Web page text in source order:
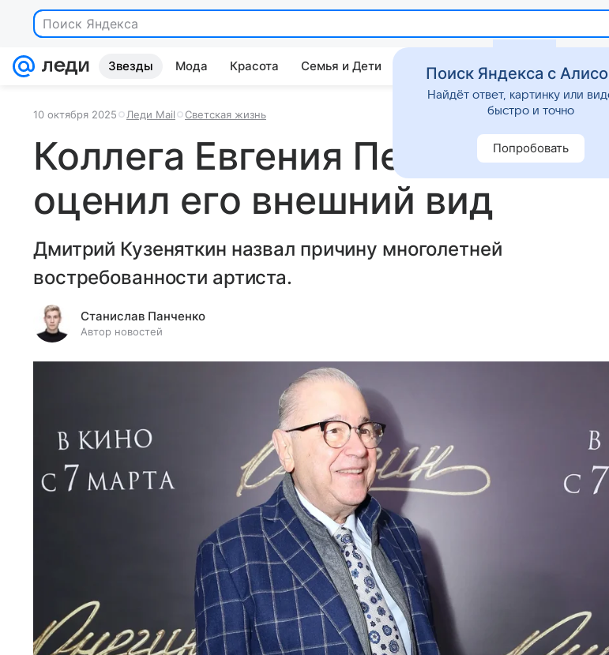
Поиск Яндекса
Звезды Мода Красота Семья и Дети Дом Гороскопы Стиль
10 октября 2025 Леди Mail Светская жизнь
Коллега Евгения Петросяна
оценил его внешний вид
Дмитрий Кузеняткин назвал причину многолетней
востребованности артиста.
Станислав Панченко
Автор новостей
Поиск Яндекса с
Найдёт ответ, картинку или
быстро и точно
Попробовать